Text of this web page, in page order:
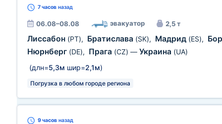
7 часов назад
06.08–08.08 эвакуатор 2,5 т
Лиссабон (PT), Братислава (SK), Мадрид (ES),
Нюрнберг (DE), Прага (CZ) — Украина (UA)
(длн=5,3м шир=2,1м)
Погрузка в любом городе региона
9 часов назад